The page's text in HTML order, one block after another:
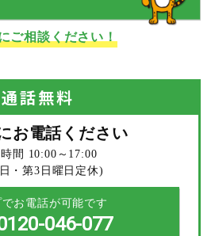
ご相談ください！
通話無料
お電話ください
間 10:00～17:00
・第3日曜日定休)
でお電話が可能です
046-077